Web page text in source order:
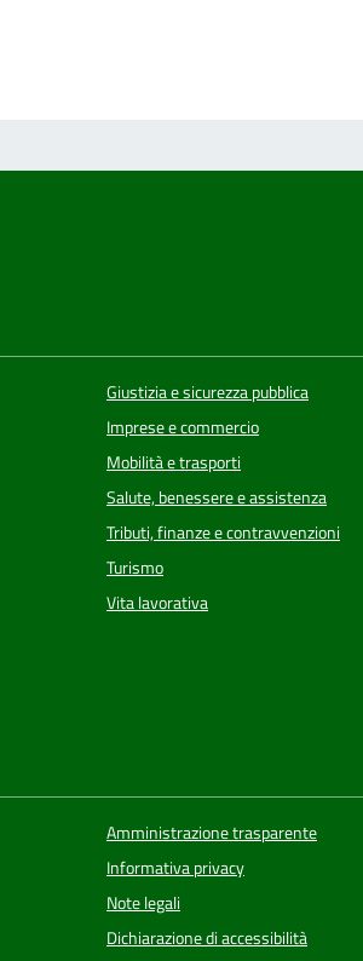
Giustizia e sicurezza pubblica
Imprese e commercio
Mobilità e trasporti
Salute, benessere e assistenza
Tributi, finanze e contravvenzioni
Turismo
Vita lavorativa
Amministrazione trasparente
Informativa privacy
Note legali
Dichiarazione di accessibilità